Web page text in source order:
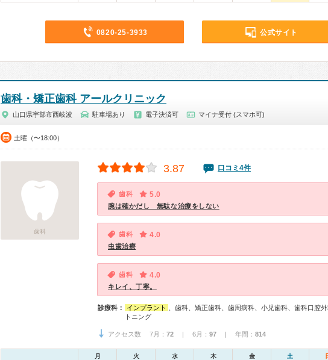
0820-25-3933 公式サイト
歯科・矯正歯科 アールクリニック
山口県宇部市西岐波 駐車場あり 電子決済可 マイナ受付 (スマホ可)
土曜（〜18:00）
歯科
3.87 口コミ4件
歯科 5.0
腕は確かだし 無駄な治療をしない
歯科 4.0
虫歯治療
歯科 4.0
キレイ、丁寧。
診療科： インプラント
、歯科、矯正歯科、歯周病科、小児歯科、歯科口腔
トニング
アクセス数 7月： 72 | 6月： 97 | 年間： 814
月 火 水 木 金 土